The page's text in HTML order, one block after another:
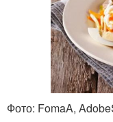
Фото: FomaA,